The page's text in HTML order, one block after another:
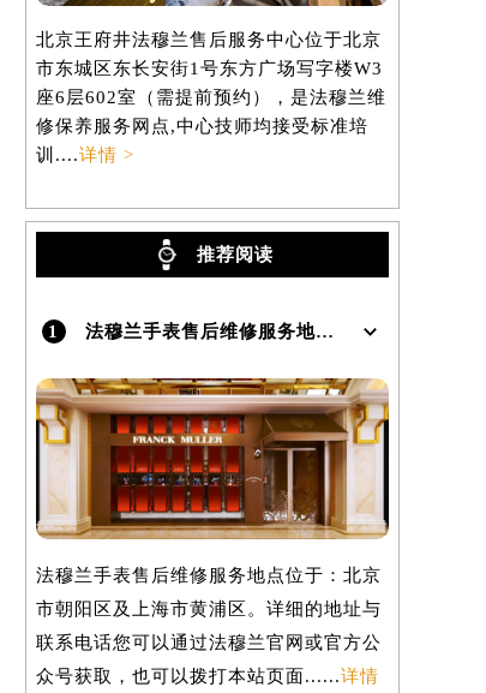
北京王府井法穆兰售后服务中心位于北京
市东城区东长安街1号东方广场写字楼W3
座6层602室（需提前预约），是法穆兰维
修保养服务网点,中心技师均接受标准培
训....详情 >
推荐阅读
1 法穆兰手表售后维修服务地点在哪里呢？
法穆兰手表售后维修服务地点位于：北京
市朝阳区及上海市黄浦区。详细的地址与
联系电话您可以通过法穆兰官网或官方公
众号获取，也可以拨打本站页面......详情